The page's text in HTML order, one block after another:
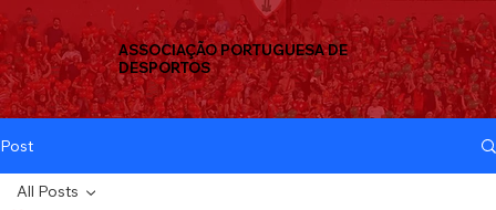
ASSOCIAÇÃO PORTUGUESA DE
DESPORTOS
Post
All Posts